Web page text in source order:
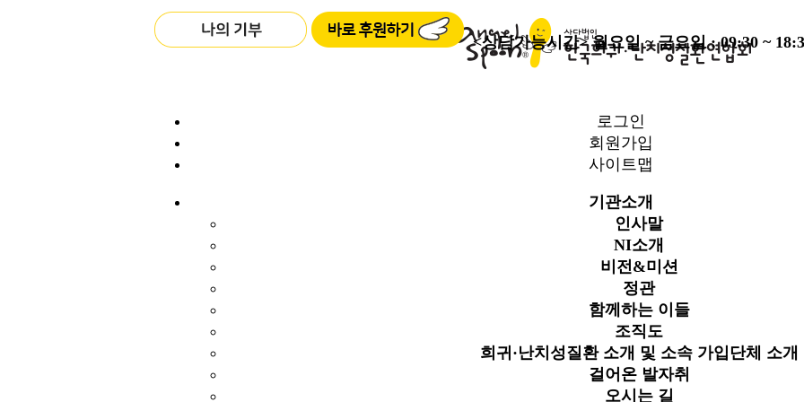
<상담가능시간>월요일 ~ 금요일 : 09:30 ~
로그인
회원가입
사이트맵
기관소개
인사말
NI소개
비전&미션
정관
함께하는 이들
조직도
희귀·난치성질환 소개 및 소속 가입단체 소개
걸어온 발자취
오시는 길